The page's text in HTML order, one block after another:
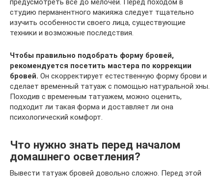
предусмотреть все до мелочей. Перед походом в
студию перманентного макияжа следует тщательно
изучить особенности своего лица, существующие
техники и возможные последствия.
Чтобы правильно подобрать форму бровей,
рекомендуется посетить мастера по коррекции
бровей. Он скорректирует естественную форму брови и
сделает временный татуаж с помощью натуральной хны.
Походив с временным татуажем, можно оценить,
подходит ли такая форма и доставляет ли она
психологический комфорт.
Что нужно знать перед началом
домашнего осветления?
Вывести татуаж бровей довольно сложно. Перед этой